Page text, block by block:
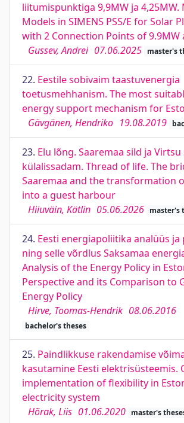
liitumispunktiga 9,9MW ja 4,25MW.
Models in SIMENS PSS/E for Solar
with 2 Connection Points of 9.9MW
Gussev, Andrei 07.06.2025 master's
22. Eestile sobivaim taastuvenergia
toetusmehhanism. The most
energy support mechanism for
Gävgänen, Hendriko 19.08.2019
23. Elu lõng. Saaremaa sild ja
külalissadam. Thread of life. The
Saaremaa and the transformation
into a guest harbour
Hiiuväin, Kätlin 05.06.2026 master's
24. Eesti energiapoliitika analüüs
ning selle võrdlus Saksamaa
Analysis of the Energy Policy in
Perspective and its Comparison to
Energy Policy
Hirve, Toomas-Hendrik 08.06.2016
bachelor's theses
25. Paindlikkuse rakendamise
kasutamine Eesti elektrisüsteemis.
implementation of flexibility in
electricity system
Hõrak, Liis 01.06.2020 master's